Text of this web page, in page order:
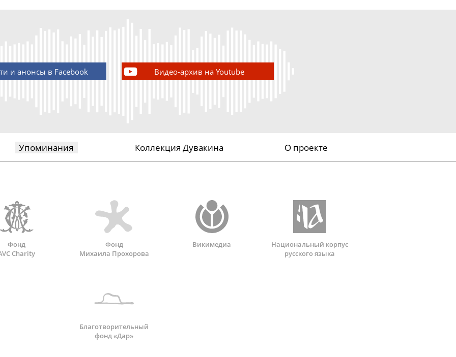
и анонсы в Facebook Видео-архив на Youtube
Упоминания Коллекция Дувакина О проекте
Фонд
Charity
Фонд
Михаила Прохорова
Викимедиа
Национальный корпус
русского языка
Благотворительный
фонд «Дар»